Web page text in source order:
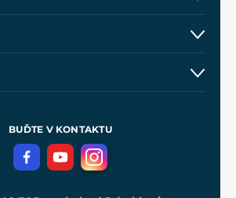
Come
BUĎTE V KONTAKTU